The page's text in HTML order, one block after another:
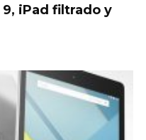
9, iPad filtrado y